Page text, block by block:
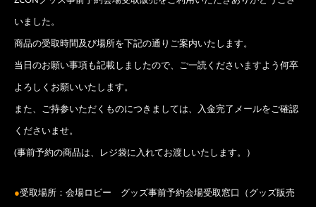
いました。
商品の受取時間及び場所を下記の通りご案内いたします。
当日のお願い事項も記載しましたので、ご一読くださいますよう何卒
よろしくお願いいたします。
また、ご持参いただくものにつきましては、入金完了メールをご確認
くださいませ。
(事前予約の商品は、レジ袋に入れてお渡しいたします。）
●受取場所：会場ロビー グッズ事前予約会場受取窓口（グッズ販売